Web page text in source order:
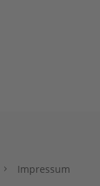
Impressum